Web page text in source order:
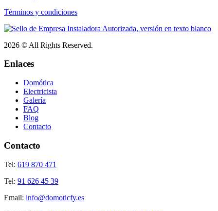
Términos y condiciones
2026 © All Rights Reserved.
Enlaces
Domótica
Electricista
Galería
FAQ
Blog
Contacto
Contacto
Tel: 619 870 471
Tel: 91 626 45 39
Email: info@domoticfy.es